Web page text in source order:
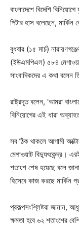
বাংলাদেশে বিদেশি
পিটার হাস বলেছেন,
বুধবার (১৫ মার্চ)
(ইউএমপিএল) ৫৮৪
সাংবাদিকদের এ কথা বলেন
রাষ্ট্রদূত বলেন, ‘আমরা
বিনিয়োগের এই ধারা
সব ঠিক থাকলে আগামী
মেগাওয়াট বিদ্যুৎকেন্দ্র।
শতাংশ শেষ হয়েছে বলে
হিসেবে কাজ করছে মার্কিন
প্রকল্পসংশ্লিষ্টরা জানান,
ক্ষমতা হবে ৬২ শতাংশের